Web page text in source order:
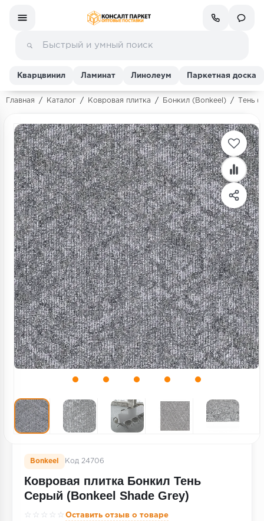
Ламинат
Линолеум
Кварц-винил (ПВХ плитка)
Инженерная доска
Паркетная доска
Террасная доска
Пробковое покрытие
Ковровая плитка
Плинтус
Строительные материалы
Кварцвинил Ламинат Линолеум Паркетная доска
Главная / Каталог / Ковровая плитка / Бонкил (Bonkeel) / Тень
Bonkeel Код 24706
Ковровая плитка Бонкил Тень
Серый (Bonkeel Shade Grey)
☆☆☆☆☆ Оставить отзыв о товаре